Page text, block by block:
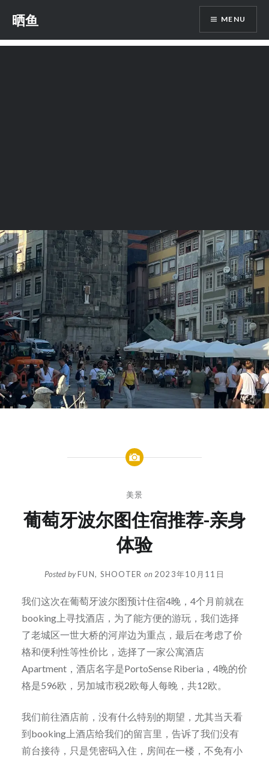
content
晒鱼 MENU
美景
葡萄牙波尔图住宿推荐-亲身
体验
Posted byFUN, SHOOTER on 2023年10月11日
我们这次在葡萄牙波尔图预计住宿4晚，4个月前就在
booking上寻找酒店，为了能方便的游玩，我们选择
了老城区一世大桥的河岸边为重点，最后在考虑了价
格和便利性等性价比，选择了一家公寓酒店
Apartment，酒店名字是PortoSense Riberia，4晚的价
格是596欧，另加城市税2欧每人每晚，共12欧。
我们前往酒店前，没有什么特别的期望，尤其当天看
到booking上酒店给我们的留言里，告诉了我们没有
前台接待，只是凭密码入住，房间在一楼，不免有小